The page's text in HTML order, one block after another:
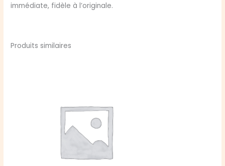
immédiate, fidèle à l’originale.
Produits similaires